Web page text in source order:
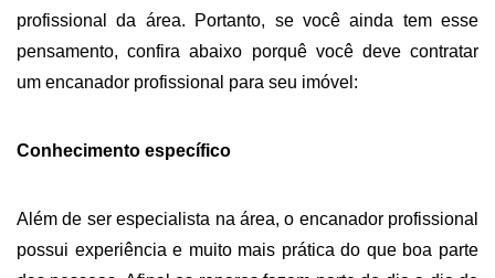
profissional da área. Portanto, se você ainda tem esse
pensamento, confira abaixo porquê você deve contratar
um encanador profissional para seu imóvel:
Conhecimento específico
Além de ser especialista na área, o encanador profissional
possui experiência e muito mais prática do que boa parte